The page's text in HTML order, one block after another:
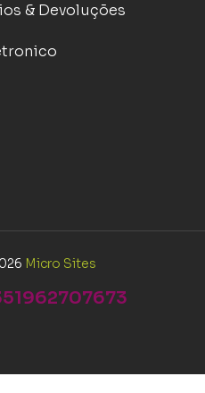
& Devoluções
Micro Sites